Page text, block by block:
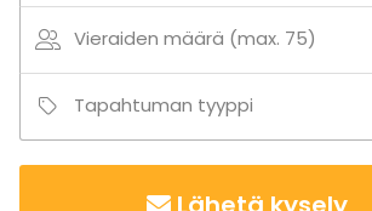
Vieraiden määrä (max. 75)
Tapahtuman tyyppi